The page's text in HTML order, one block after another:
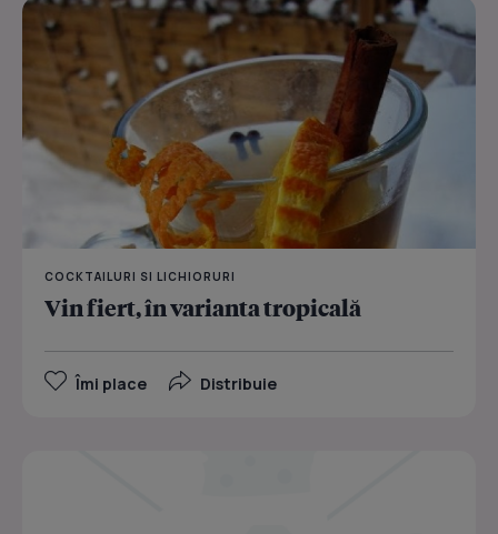
COCKTAILURI SI LICHIORURI
Vin fiert, în varianta tropicală
Îmi place Distribuie